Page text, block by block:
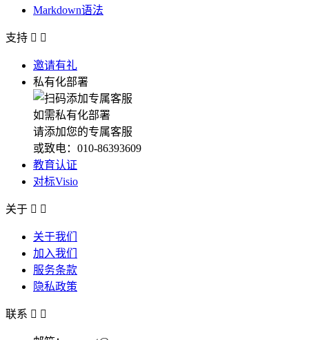
Markdown语法
支持  
邀请有礼
私有化部署
如需私有化部署
请添加您的专属客服
或致电：010-86393609
教育认证
对标Visio
关于  
关于我们
加入我们
服务条款
隐私政策
联系  